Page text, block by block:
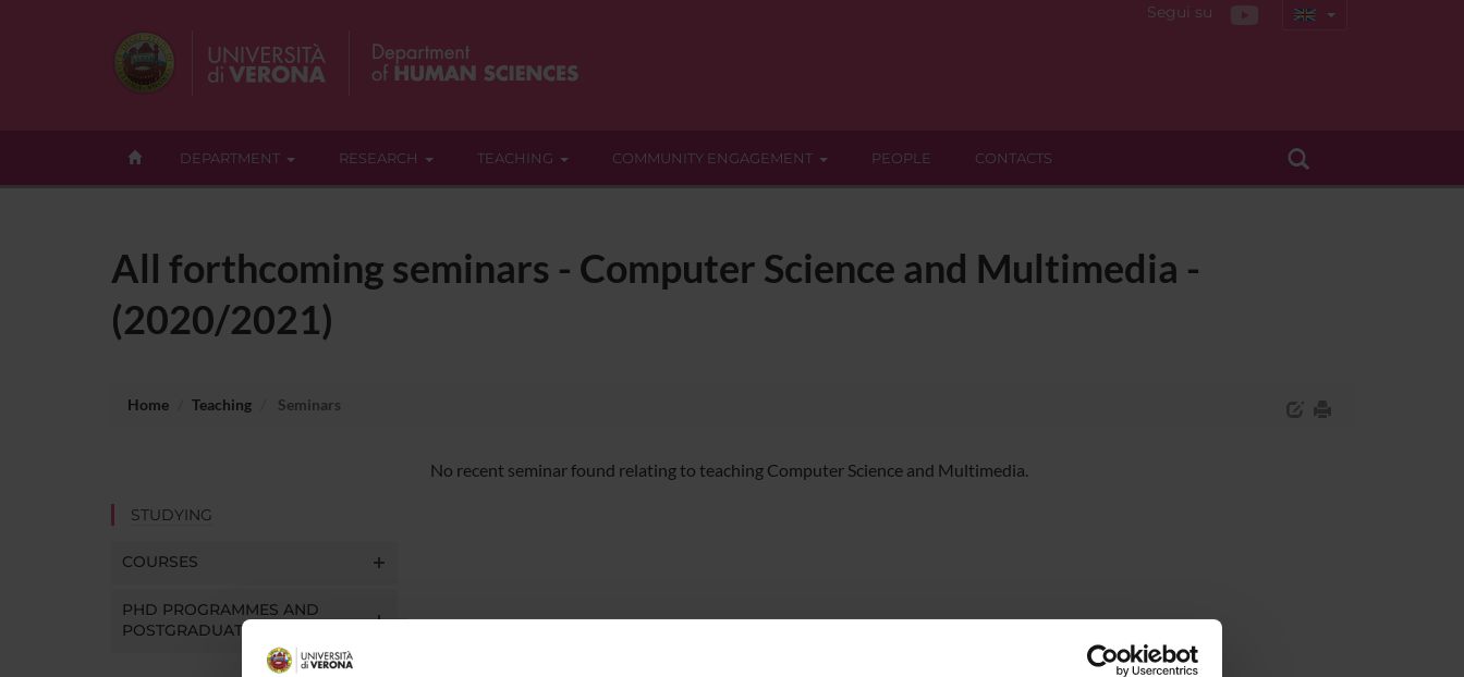
Segui su
DEPARTMENT RESEARCH TEACHING COMMUNITY ENGAGEMENT PEOPLE CONTACTS
All forthcoming seminars - Computer Science and Multimedia -
(2020/2021)
Home Teaching Seminars
STUDYING
COURSES
PHD PROGRAMMES AND
POSTGRADUATE TRAINING
No recent seminar found relating to teaching Computer Science and Multimedia.